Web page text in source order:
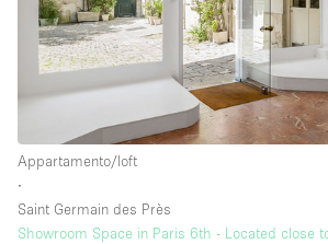
Appartamento/loft
∙
Saint Germain des Près
Showroom Space in Paris 6th - Located close